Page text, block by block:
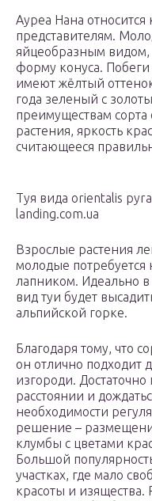
Ауреа Нана
представителям.
яйцеобразным видом,
форму конуса. Побеги
имеют жёлтый
года зеленый с
преимуществам сорта
растения, яркость
считающееся
Туя вида orientalis
landing.com.ua
Взрослые растения
молодые
лапником. Идеально
вид туи будет
альпийской горке.
Благодаря тому, что
он отлично подходит
изгороди.
расстоянии и
необходимости
решение –
клумбы с цветами
Большой
участках, где мало
красоты и изящества.